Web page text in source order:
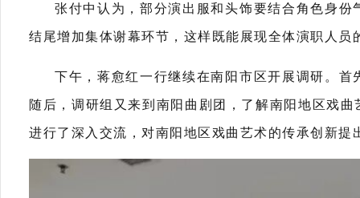
张付中认为，部分演出服和头饰要结合角色身
结尾增加集体谢幕环节，这样既能展现全体演职人
下午，蒋愈红一行继续在南阳市区开展调研。
随后，调研组又来到南阳曲剧团，了解南阳地区戏
进行了深入交流，对南阳地区戏曲艺术的传承创新提